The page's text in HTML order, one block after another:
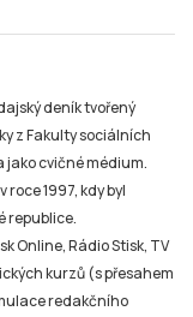
deník tvořený
z Fakulty sociálních
jako cvičné médium.
1997, kdy byl
republice.
Online, Rádio Stisk, TV
kurzů (s přesahem
redakčního